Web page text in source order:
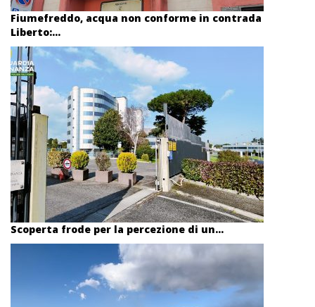
Fiumefreddo, acqua non conforme in contrada
Liberto:...
Scoperta frode per la percezione di un...